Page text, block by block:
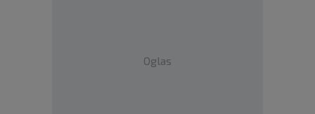
Oglas